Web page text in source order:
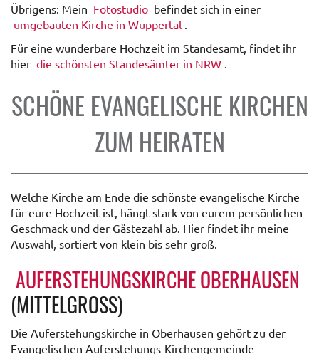
Übrigens: Mein Fotostudio befindet sich in einer
umgebauten Kirche in Wuppertal
Für eine wunderbare Hochzeit im Standesamt, findet ihr
hier die schönsten Standesämter in NRW
SCHÖNE EVANGELISCHE KIRCHEN
ZUM HEIRATEN
Welche Kirche am Ende die schönste evangelische Kirche
für eure Hochzeit ist, hängt stark von eurem persönlichen
Geschmack und der Gästezahl ab. Hier findet ihr meine
Auswahl, sortiert von klein bis sehr groß.
AUFERSTEHUNGSKIRCHE OBERHAUSEN
(MITTELGROSS)
Die Auferstehungskirche in Oberhausen gehört zu der
Evangelischen Auferstehungs-Kirchengemeinde